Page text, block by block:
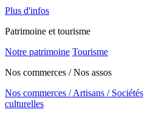
Plus d'infos
Patrimoine et tourisme
Notre patrimoine Tourisme
Nos commerces / Nos assos
Nos commerces / Artisans / Sociétés
culturelles